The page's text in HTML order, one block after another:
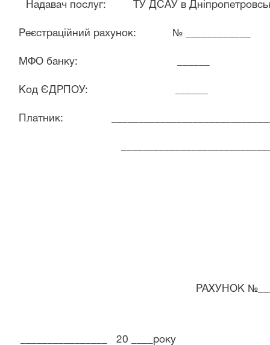
Надавач послуг: ТУ ДСАУ в
Реєстраційний рахунок: № ____________
МФО банку: ______
Код ЄДРПОУ: ______
Платник:
РАХУНОК
________________ 20 ____року